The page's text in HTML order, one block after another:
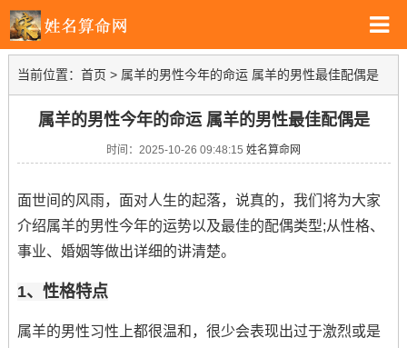
当前位置： 首页 > 属羊的男性今年的命运 属羊的男性最佳配偶是
属羊的男性今年的命运 属羊的男性最佳配偶是
时间：2025-10-26 09:48:15 姓名算命网
面世间的风雨，面对人生的起落，说真的，我们将为大家
介绍属羊的男性今年的运势以及最佳的配偶类型;从性格、
事业、婚姻等做出详细的讲清楚。
1、性格特点
属羊的男性习性上都很温和，很少会表现出过于激烈或是